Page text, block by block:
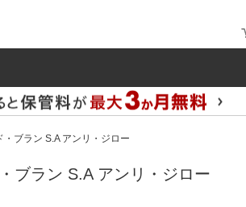
ブラン S.A アンリ・ジロー
ブラン S.A アンリ・ジロー